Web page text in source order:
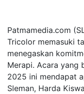
Patmamedia.com
Tricolor memasuki
menegaskan
Merapi. Acara yang
2025 ini mendapat
Sleman, Harda